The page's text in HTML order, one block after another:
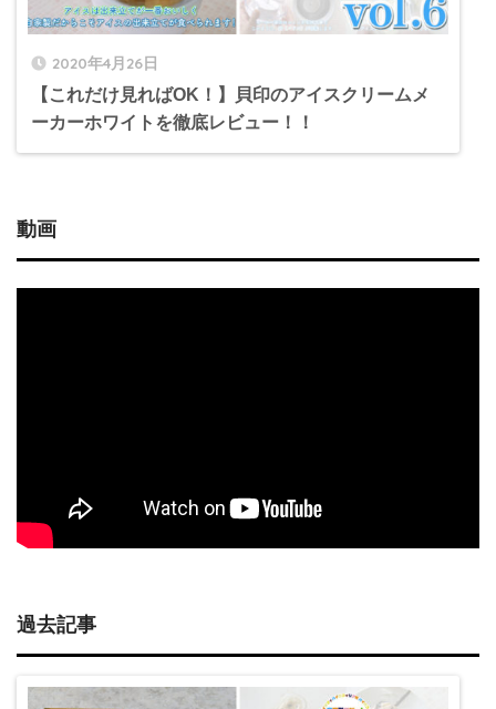
2020年4月26日
【これだけ見ればOK！】貝印のアイスクリームメ
ーカーホワイトを徹底レビュー！！
動画
過去記事